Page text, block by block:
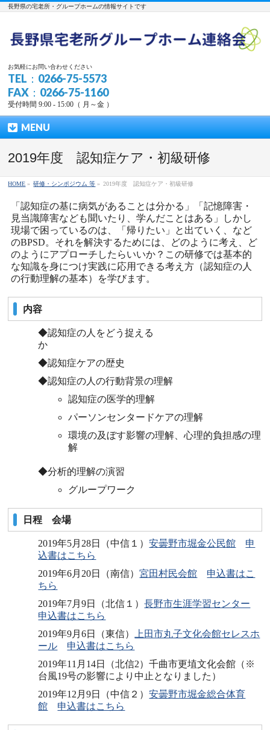
長野県の宅老所・グループホームの情報サイトです
お気軽にお問い合わせください
TEL：0266-75-5573
FAX：0266-75-1160
受付時間 9:00 - 15:00（ 月～金 ）
MENU
2019年度 認知症ケア・初級研修
HOME » 研修・シンポジウム 等 » 2019年度 認知症ケア・初級研修
「認知症の基に病気があることは分かる」「記憶障害・
見当識障害なども聞いたり、学んだことはある」しかし
現場で困っているのは、「帰りたい」と出ていく、など
のBPSD。それを解決するためには、どのように考え、ど
のようにアプローチしたらいいか？この研修では基本的
な知識を身につけ実践に応用できる考え方（認知症の人
の行動理解の基本）を学びます。
内容
◆認知症の人をどう捉える
か
◆認知症ケアの歴史
◆認知症の人の行動背景の理解
認知症の医学的理解
パーソンセンタードケアの理解
環境の及ぼす影響の理解、心理的負担感の理
解
◆分析的理解の演習
グループワーク
日程 会場
2019年5月28日（中信１）安曇野市堀金公民館
申
込書はこちら
2019年6月20日（南信）宮田村民会館
申込書はこ
ちら
2019年7月9日（北信１）長野市生涯学習センター
申込書はこちら
2019年9月6日（東信）上田市丸子文化会館セレスホ
ール
申込書はこちら
2019年11月14日（北信2）千曲市更埴文化会館（※
台風19号の影響により中止となりました）
2019年12月9日（中信２）安曇野市堀金総合体育
館
申込書はこちら